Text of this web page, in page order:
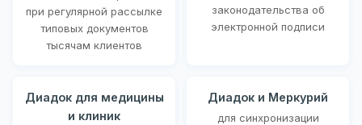
при регулярной рассылке
типовых документов
тысячам клиентов
законодательства об
электронной подписи
Диадок для медицины
и клиник
Диадок и Меркурий
для синхронизации